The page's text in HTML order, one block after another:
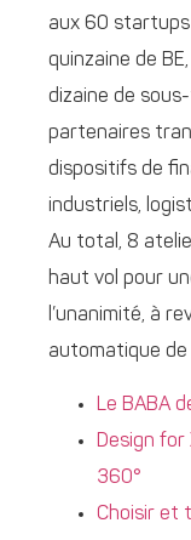
aux 60
quinzaine de
dizaine de
partenaires
dispositifs de
industriels,
Au total, 8
haut vol pour
l’unanimité, à
automatique de
Le BABA
Design for
360°
Choisir et